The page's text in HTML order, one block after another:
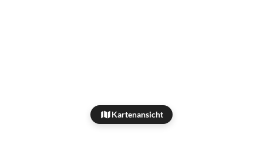
Kartenansicht